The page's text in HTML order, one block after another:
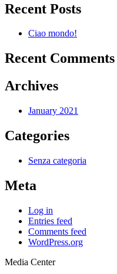
Recent Posts
Ciao mondo!
Recent Comments
Archives
January 2021
Categories
Senza categoria
Meta
Log in
Entries feed
Comments feed
WordPress.org
Media Center